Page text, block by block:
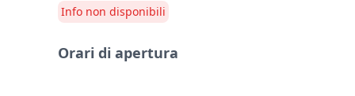
Info non disponibili
Orari di apertura